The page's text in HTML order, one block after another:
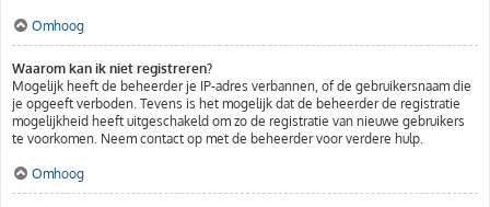
Omhoog
Waarom kan ik niet registreren?
Mogelijk heeft de beheerder je IP-adres verbannen, of de gebruikersnaam die
je opgeeft verboden. Tevens is het mogelijk dat de beheerder de registratie
mogelijkheid heeft uitgeschakeld om zo de registratie van nieuwe gebruikers
te voorkomen. Neem contact op met de beheerder voor verdere hulp.
Omhoog